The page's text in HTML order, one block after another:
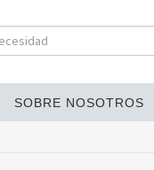
SOBRE NOSOTROS